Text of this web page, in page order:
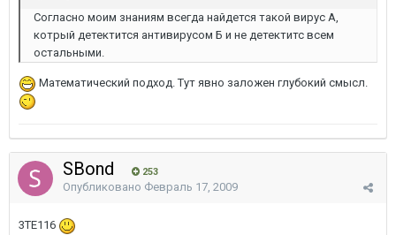
Согласно моим знаниям всегда найдется такой вирус А,
котрый детектится антивирусом Б и не детектитс всем
остальными.
Математический подход. Тут явно заложен глубокий смысл.
SBond 253
Опубликовано Февраль 17, 2009
3TE116